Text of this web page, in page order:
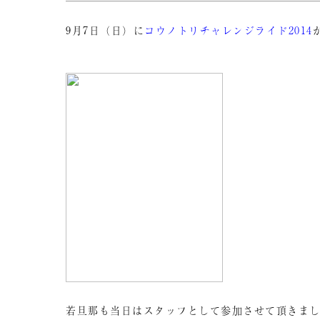
9月7日（日）に コウノトリチャレンジライド2014
若旦那も当日はスタッフとして参加させて頂きま